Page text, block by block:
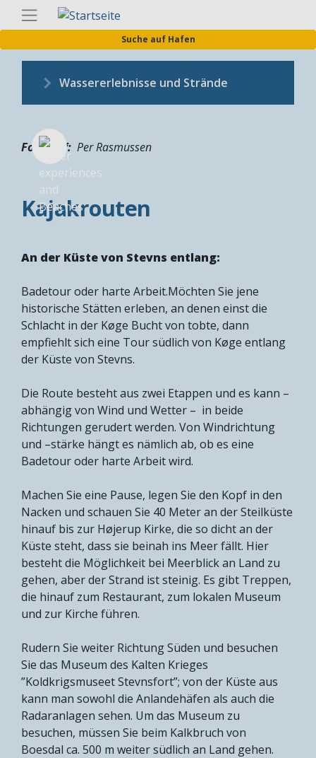
Direkt
zum
Suche auf Hafen
Wassererlebnisse und Strände
Fotograf Per Rasmussen
Kajakrouten
An der Küste von Stevns entlang:
Badetour oder harte Arbeit.Möchten Sie jene
historische Stätten erleben, an denen einst die
Schlacht in der Køge Bucht von tobte, dann
empfiehlt sich eine Tour südlich von Køge entlang
der Küste von Stevns.
Die Route besteht aus zwei Etappen und es kann –
abhängig von Wind und Wetter – in beide
Richtungen gerudert werden. Von Windrichtung
und –stärke hängt es nämlich ab, ob es eine
Badetour oder harte Arbeit wird.
Machen Sie eine Pause, legen Sie den Kopf in den
Nacken und schauen Sie 40 Meter an der Steilküste
hinauf bis zur Højerup Kirke, die so dicht an der
Küste steht, dass sie beinah ins Meer fällt. Hier
besteht die Möglichkeit bei Meerblick an Land zu
gehen, aber der Strand ist steinig. Es gibt Treppen,
die hinauf zum Restaurant, zum lokalen Museum
und zur Kirche führen.
Rudern Sie weiter Richtung Süden und besuchen
Sie das Museum des Kalten Krieges
”Koldkrigsmuseet Stevnsfort”; von der Küste aus
kann man sowohl die Anlandehäfen als auch die
Radaranlagen sehen. Um das Museum zu
besuchen, müssen Sie beim Kalkbruch von
Boesdal ca. 500 m weiter südlich an Land gehen.